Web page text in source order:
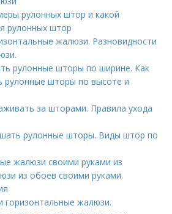
рулонных штор и какой
рулонных штор
жалюзи. Разновидности
рулонные шторы по ширине. Как
рулонные шторы по высоте и
за шторами. Правила ухода
рулонные шторы. Виды штор по
жалюзи своими руками из
из обоев своими руками.
горизонтальные жалюзи.